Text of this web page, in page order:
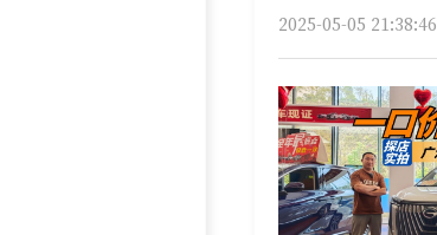
2025-05-05 21:38:46